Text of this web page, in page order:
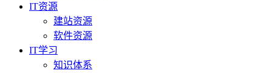
IT资源
建站资源
软件资源
IT学习
知识体系